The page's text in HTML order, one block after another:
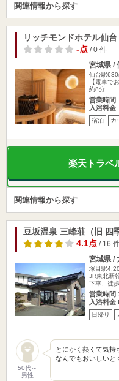
関連情報から探す
リッチモンドホテル仙台
-点/ 0 件
宮城県 /
仙台駅
【電車で
約8分 …
営業時間
入浴料金
宿泊 カ
楽天トラベ
関連情報から探す
豆坂温泉 三峰荘（旧 四
4.1点/ 16
宮城県 /
塚目駅
JR東北新
下車、徒
営業時間
入浴料金
日帰り
50代～
男性
とにかく熱くて気持
なんでもおいしいと